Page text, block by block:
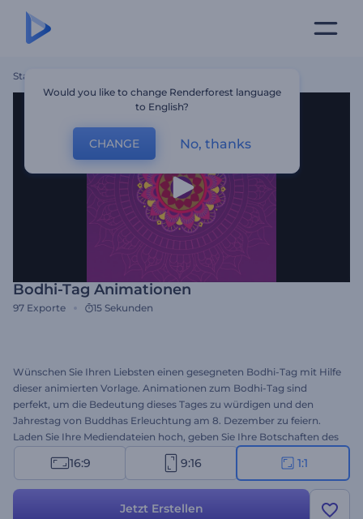
Startseite
Bodhi-Tag Animationen
97 Exporte 15 Sekunden
Wünschen Sie Ihren Liebsten einen gesegneten Bodhi-Tag mit Hilfe
dieser animierten Vorlage. Animationen zum Bodhi-Tag sind
perfekt, um die Bedeutung dieses Tages zu würdigen und den
Jahrestag von Buddhas Erleuchtung am 8. Dezember zu feiern.
Laden Sie Ihre Mediendateien hoch, geben Sie Ihre Botschaften des
Erwachens ein und warten Sie ein paar Minuten, um eine
professionelle Grußanimation zu erhalten. Ideal geeignet für
Videogrüße und vieles mehr. Probieren Sie es jetzt aus!
16:9 9:16 1:1
Jetzt Erstellen
Would you like to change Renderforest language
to English?
CHANGE No, thanks